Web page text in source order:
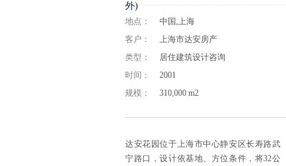
外)
地点：
中国,上海
客户：
上海市达安房产
类型：
居住建筑设计咨询
时间：
2001
规模：
310,000 m2
达安花园位于上海市中心静安区长寿路武
宁路口，设计依基地、方位条件，将32公